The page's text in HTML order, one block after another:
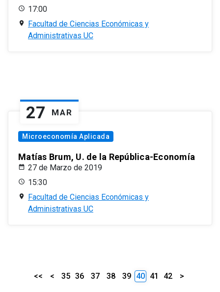
17:00
Facultad de Ciencias Económicas y
Administrativas UC
27 MAR
Microeconomía Aplicada
Matías Brum, U. de la República-Economía
27 de Marzo de 2019
15:30
Facultad de Ciencias Económicas y
Administrativas UC
<< < 35 36 37 38 39 40 41 42 >